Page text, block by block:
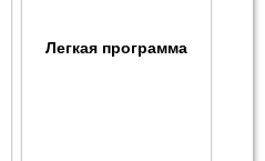
Легкая программа